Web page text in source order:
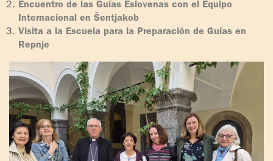
Encuentro de las Guías Eslovenas con el Equipo
Internacional en Šentjakob
Visita a la Escuela para la Preparación de Guías en
Repnje